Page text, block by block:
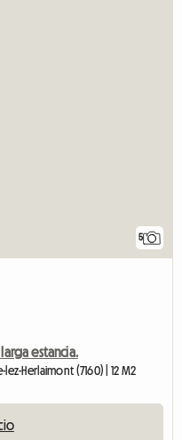
5
estancia.
Herlaimont (7160) | 12 M2